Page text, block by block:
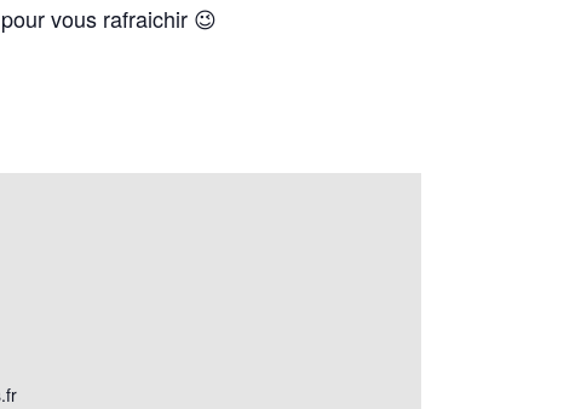
vous rafraichir 😉